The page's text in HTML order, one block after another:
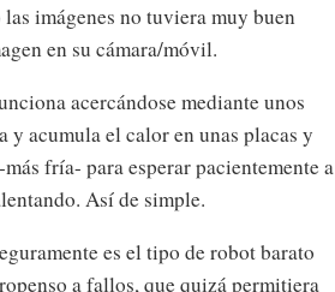
imágenes no tuviera muy buen
en su cámara/móvil.
acercándose mediante unos
y acumula el calor en unas placas y
fría- para esperar pacientemente a
Así de simple.
es el tipo de robot barato
a fallos, que quizá permitiera